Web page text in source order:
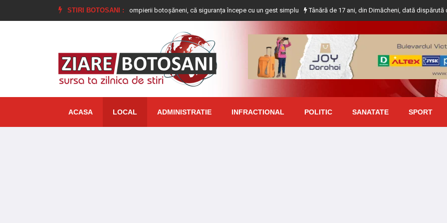
STIRI BOTOSANI :
de copii au învățat alături de pompierii botoșăneni, că siguranța începe cu un gest simplu Tânără de 17 ani, din Dimăcheni, dată dispărută după ce a
ACASA LOCAL ADMINISTRATIE INFRACTIONAL POLITIC SANATATE SPORT